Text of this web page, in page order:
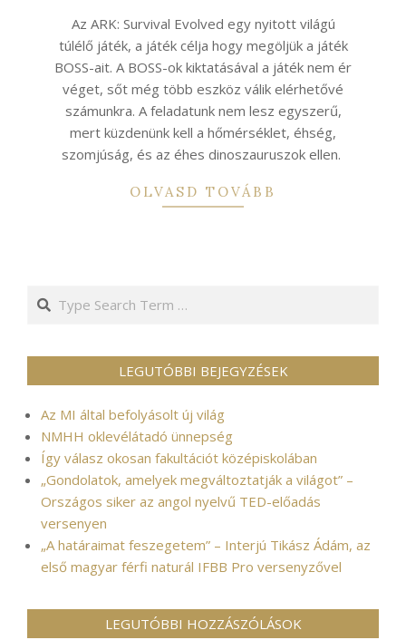
Az ARK: Survival Evolved egy nyitott világú
túlélő játék, a játék célja hogy megöljük a játék
BOSS-ait. A BOSS-ok kiktatásával a játék nem ér
véget, sőt még több eszköz válik elérhetővé
számunkra. A feladatunk nem lesz egyszerű,
mert küzdenünk kell a hőmérséklet, éhség,
szomjúság, és az éhes dinoszauruszok ellen.
OLVASD TOVÁBB
Search
LEGUTÓBBI BEJEGYZÉSEK
Az MI által befolyásolt új világ
NMHH oklevélátadó ünnepség
Így válasz okosan fakultációt középiskolában
„Gondolatok, amelyek megváltoztatják a világot” –
Országos siker az angol nyelvű TED-előadás
versenyen
„A határaimat feszegetem” – Interjú Tikász Ádám, az
első magyar férfi naturál IFBB Pro versenyzővel
LEGUTÓBBI HOZZÁSZÓLÁSOK